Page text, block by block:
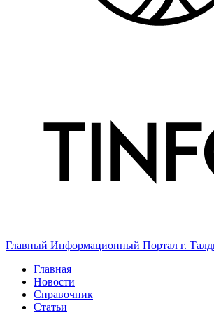
Главный Информационный Портал г.
Главная
Новости
Справочник
Статьи